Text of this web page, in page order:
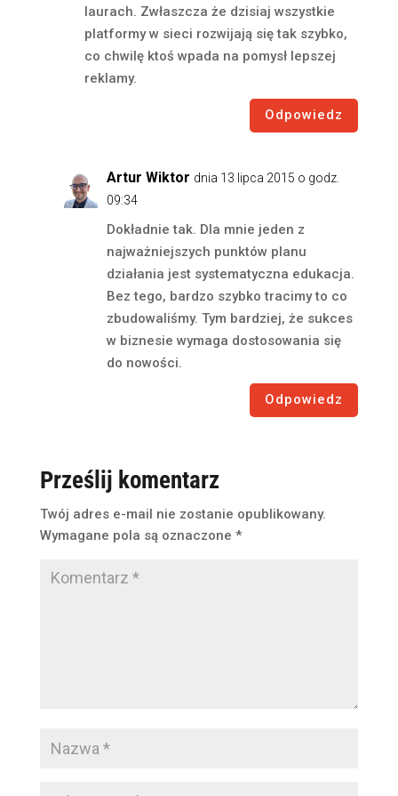
laurach. Zwłaszcza że dzisiaj wszystkie
platformy w sieci rozwijają się tak szybko,
co chwilę ktoś wpada na pomysł lepszej
reklamy.
Odpowiedz
Artur Wiktor dnia 13 lipca 2015 o godz.
09:34
Dokładnie tak. Dla mnie jeden z
najważniejszych punktów planu
działania jest systematyczna edukacja.
Bez tego, bardzo szybko tracimy to co
zbudowaliśmy. Tym bardziej, że sukces
w biznesie wymaga dostosowania się
do nowości.
Odpowiedz
Prześlij komentarz
Twój adres e-mail nie zostanie opublikowany.
Wymagane pola są oznaczone *